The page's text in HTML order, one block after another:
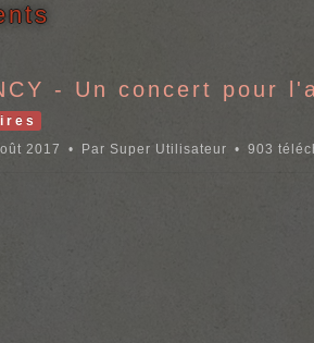
- Un concert pour
2017
Par Super Utilisateur 903